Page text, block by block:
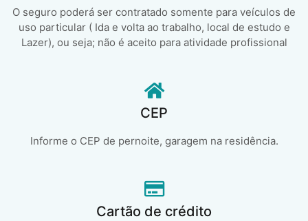
O seguro poderá ser contratado somente para veículos de
uso particular ( Ida e volta ao trabalho, local de estudo e
Lazer), ou seja; não é aceito para atividade profissional
CEP
Informe o CEP de pernoite, garagem na residência.
Cartão de crédito